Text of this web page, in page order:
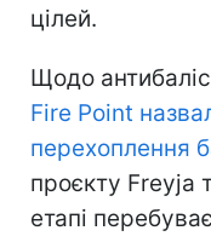
цілей.
Щодо
Fire Point
перехоплення
проєкту Freyja
етапі